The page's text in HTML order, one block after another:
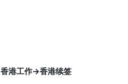
香港工作→香港续签